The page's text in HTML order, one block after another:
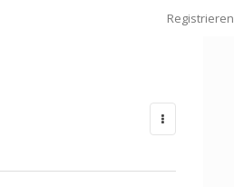
Registrieren